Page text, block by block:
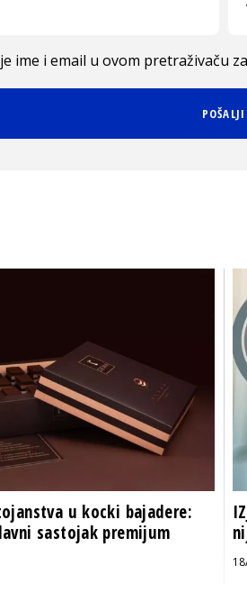
ime i email u ovom pretraživaču
u kocki bajadere:
sastojak premijum